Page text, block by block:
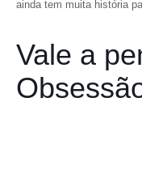
ainda tem muita história
Vale a